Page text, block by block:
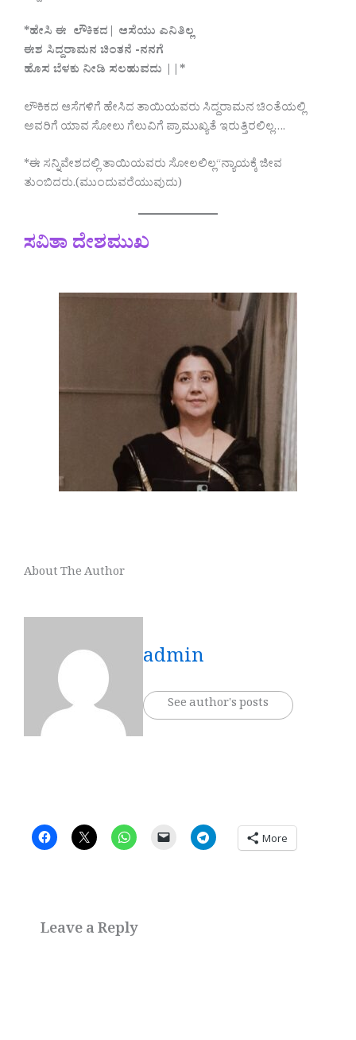
*ಹೇಸಿ ಈ ಲೌಕಿಕದ| ಆಸೆಯು ಎನಿತಿಲ್ಲ
ಈಶ ಸಿದ್ದರಾಮನ ಚಿಂತನೆ -ನನಗೆ
ಹೊಸ ಬೆಳಕು ನೀಡಿ ಸಲಹುವದು ||*
ಲೌಕಿಕದ ಆಸೆಗಳಿಗೆ ಹೇಸಿದ ತಾಯಿಯವರು ಸಿದ್ದರಾಮನ ಚಿಂತೆಯಲ್ಲಿ
ಅವರಿಗೆ ಯಾವ ಸೋಲು ಗೆಲುವಿಗೆ ಪ್ರಾಮುಖ್ಯತೆ ಇರುತ್ತಿರಲಿಲ್ಲ….
*ಈ ಸನ್ನಿವೇಶದಲ್ಲಿ ತಾಯಿಯವರು ಸೋಲಲಿಲ್ಲ“ನ್ಯಾಯಕ್ಕೆ ಜೀವ
ತುಂಬಿದರು.(ಮುಂದುವರೆಯುವುದು)
ಸವಿತಾ ದೇಶಮುಖ
About The Author
admin
See author's posts
More
Leave a Reply